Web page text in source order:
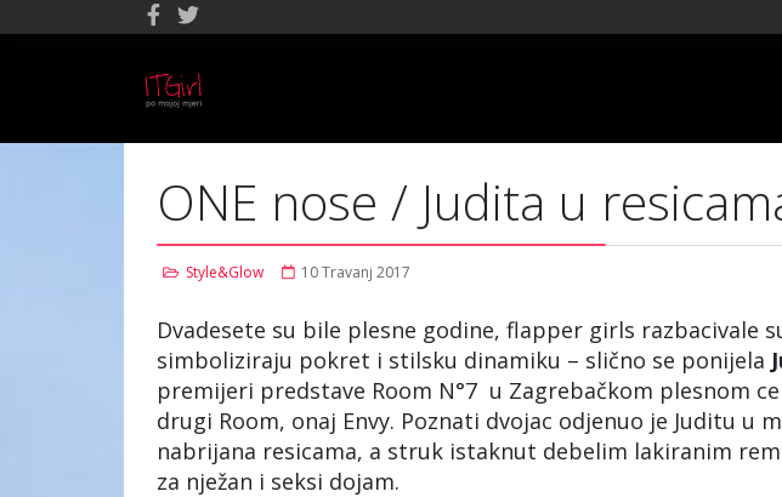
ONE nose / Judita u
Style&Glow 10 Travanj 2017
Dvadesete su bile plesne godine, flapper girls razbacivale
simboliziraju pokret i stilsku dinamiku – slično se ponijela
premijeri predstave Room N°7 u Zagrebačkom plesnom
drugi Room, onaj Envy. Poznati dvojac odjenuo je Juditu u
nabrijana resicama, a struk istaknut debelim lakiranim
za nježan i seksi dojam.